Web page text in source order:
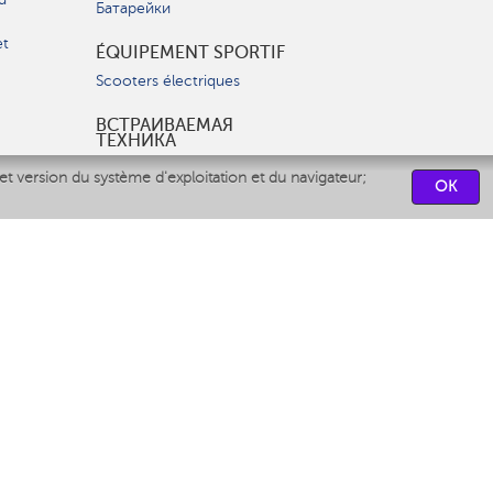
version du système d'exploitation et du navigateur;
OK
Батарейки
ÉQUIPEMENT SPORTIF
Scooters électriques
ВСТРАИВАЕМАЯ
ТЕХНИКА
Вытяжки
Духовые шкафы